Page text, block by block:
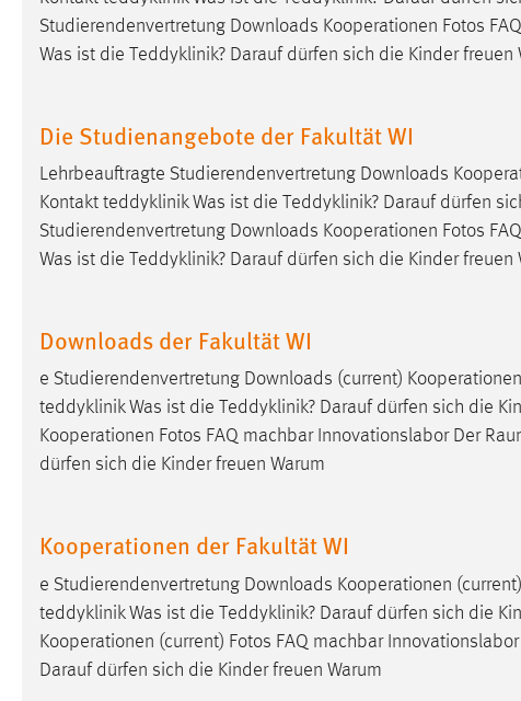
Studierendenvertretung Downloads Kooperationen Fotos
Was ist die Teddyklinik? Darauf dürfen sich die Kinder freuen
Die Studienangebote der Fakultät WI
Lehrbeauftragte Studierendenvertretung Downloads
Kontakt teddyklinik Was ist die Teddyklinik? Darauf dürfen
Studierendenvertretung Downloads Kooperationen Fotos
Was ist die Teddyklinik? Darauf dürfen sich die Kinder freuen
Downloads der Fakultät WI
e Studierendenvertretung Downloads (current)
teddyklinik Was ist die Teddyklinik? Darauf dürfen sich die
Kooperationen Fotos FAQ machbar Innovationslabor Der
dürfen sich die Kinder freuen Warum
Kooperationen der Fakultät WI
e Studierendenvertretung Downloads Kooperationen
teddyklinik Was ist die Teddyklinik? Darauf dürfen sich die
Kooperationen (current) Fotos FAQ machbar
Darauf dürfen sich die Kinder freuen Warum
Diese Informationen helfen uns zu verstehen, wie
unsere Besucher unsere Website nutzen.
Matomo
Name:
Cookie Laufzeit: Max. 13 Monate
MARKETING
hinweg verfolgen.
Google Ads
Name: _gcl_au